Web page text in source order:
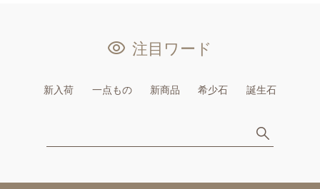
注目ワード
新入荷 一点もの 新商品 希少石 誕生石